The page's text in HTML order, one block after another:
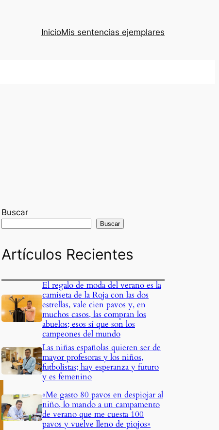
InicioMis sentencias ejemplares
Buscar
Buscar
Artículos Recientes
El regalo de moda del verano es la
camiseta de la Roja con las dos
estrellas, vale cien pavos y, en
muchos casos, las compran los
abuelos; esos sí que son los
campeones del mundo
Las niñas españolas quieren ser de
mayor profesoras y los niños,
futbolistas; hay esperanza y futuro
y es femenino
«Me gasto 80 pavos en despiojar al
niño, lo mando a un campamento
de verano que me cuesta 100
pavos y vuelve lleno de piojos»